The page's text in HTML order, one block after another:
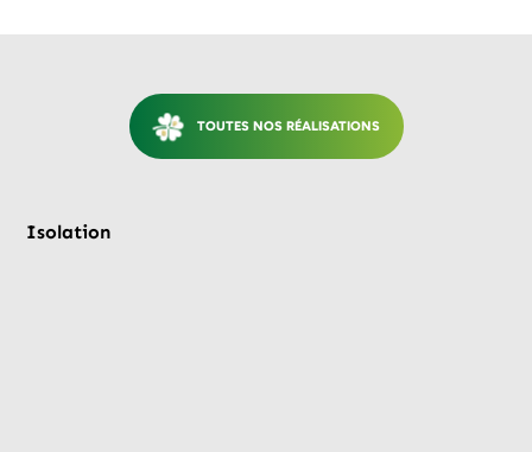
TOUTES NOS RÉALISATIONS
Isolation